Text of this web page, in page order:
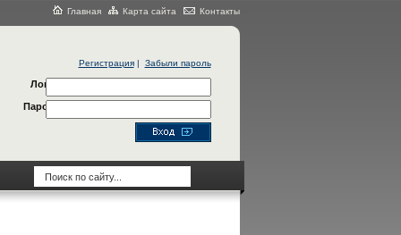
Главная Карта сайта Контакты
Регистрация| Забыли пароль
Логин
Пароль